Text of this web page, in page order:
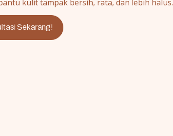
kulit tampak bersih, rata, dan lebih halus.
Sekarang!